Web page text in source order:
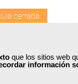
que los sitios web
información
cerrada